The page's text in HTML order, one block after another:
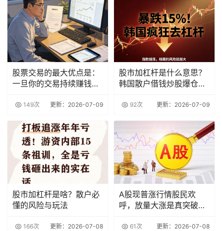
股票交易的最大优点是：
一旦你的交易持续赚钱，
149次 更新：2026-07-09
股市加杠杆是什么意思？
韩国散户借钱炒股爆仓真
92次 更新：2026-07-09
股市加杠杆是啥？散户必
懂的风险与玩法
166次 更新：2026-07-08
A股现普涨行情股民欢
呼，放量大涨是真突破
61次 更新：2026-07-08